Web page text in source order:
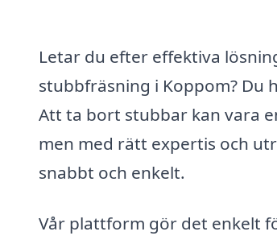
Letar du efter effektiva
stubbfräsning i Koppom? Du
Att ta bort stubbar kan vara
men med rätt expertis och
snabbt och enkelt.
Vår plattform gör det enkelt